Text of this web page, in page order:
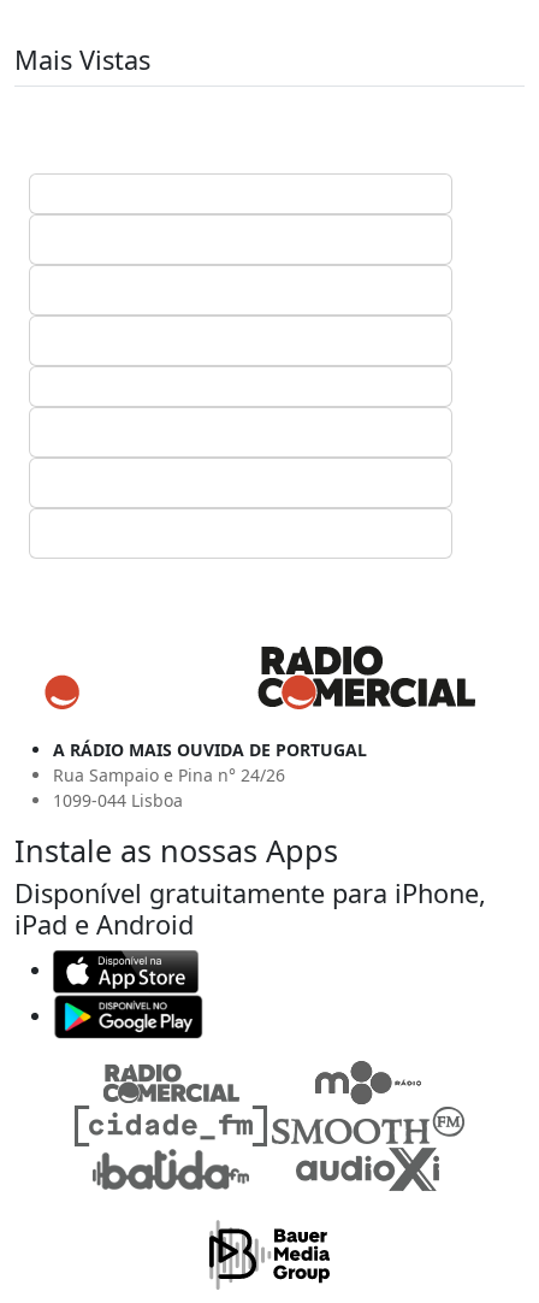
Mais Vistas
A RÁDIO MAIS OUVIDA DE PORTUGAL
Rua Sampaio e Pina n° 24/26
1099-044 Lisboa
Instale as nossas Apps
Disponível gratuitamente para iPhone,
iPad e Android